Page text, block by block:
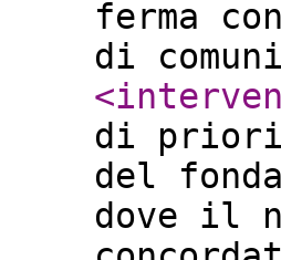
ferma
di
di
del
dove il